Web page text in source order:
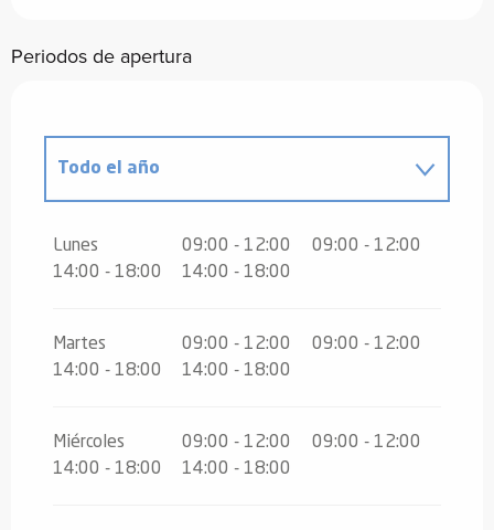
Periodos de apertura
Todo el año
Lunes 09:00 - 12:00
09:00 - 12:00
14:00 - 18:00
14:00 - 18:00
Martes 09:00 - 12:00
09:00 - 12:00
14:00 - 18:00
14:00 - 18:00
Miércoles 09:00 - 12:00
09:00 - 12:00
14:00 - 18:00
14:00 - 18:00